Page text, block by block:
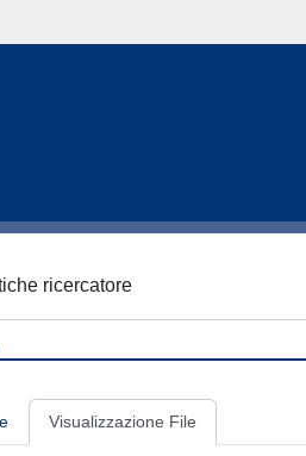
ricercatore
Visualizzazione File